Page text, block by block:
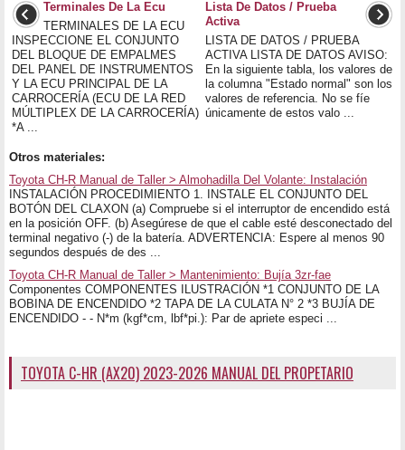
Terminales De La Ecu
TERMINALES DE LA ECU
INSPECCIONE EL CONJUNTO
DEL BLOQUE DE EMPALMES
DEL PANEL DE INSTRUMENTOS
Y LA ECU PRINCIPAL DE LA
CARROCERÍA (ECU DE LA RED
MÚLTIPLEX DE LA CARROCERÍA)
*A ...
Lista De Datos / Prueba
Activa
LISTA DE DATOS / PRUEBA
ACTIVA LISTA DE DATOS AVISO:
En la siguiente tabla, los valores de
la columna "Estado normal" son los
valores de referencia. No se fíe
únicamente de estos valo ...
Otros materiales:
Toyota CH-R Manual de Taller > Almohadilla Del Volante: Instalación
INSTALACIÓN PROCEDIMIENTO 1. INSTALE EL CONJUNTO DEL
BOTÓN DEL CLAXON (a) Compruebe si el interruptor de encendido está
en la posición OFF. (b) Asegúrese de que el cable esté desconectado del
terminal negativo (-) de la batería. ADVERTENCIA: Espere al menos 90
segundos después de des ...
Toyota CH-R Manual de Taller > Mantenimiento: Bujía 3zr-fae
Componentes COMPONENTES ILUSTRACIÓN *1 CONJUNTO DE LA
BOBINA DE ENCENDIDO *2 TAPA DE LA CULATA N° 2 *3 BUJÍA DE
ENCENDIDO - - N*m (kgf*cm, lbf*pi.): Par de apriete especi ...
TOYOTA C-HR (AX20) 2023-2026 MANUAL DEL PROPETARIO